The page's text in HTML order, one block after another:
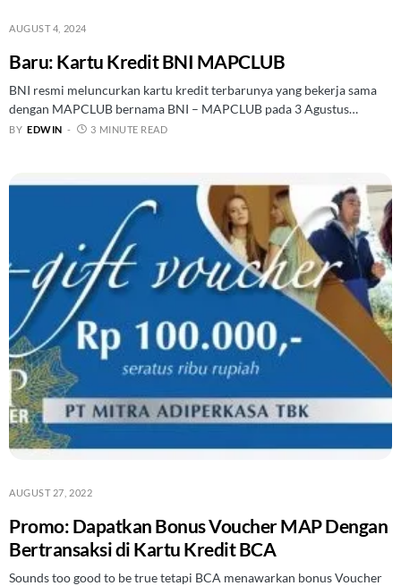
AUGUST 4, 2024
Baru: Kartu Kredit BNI MAPCLUB
BNI resmi meluncurkan kartu kredit terbarunya yang bekerja sama
dengan MAPCLUB bernama BNI – MAPCLUB pada 3 Agustus…
BY EDWIN 3 MINUTE READ
AUGUST 27, 2022
Promo: Dapatkan Bonus Voucher MAP Dengan
Bertransaksi di Kartu Kredit BCA
Sounds too good to be true tetapi BCA menawarkan bonus Voucher